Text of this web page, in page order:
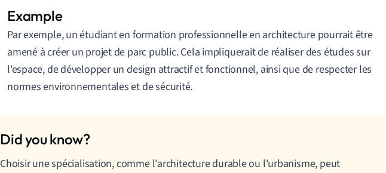
Par exemple, un étudiant en formation professionnelle en architecture pourrait être
amené à créer un projet de parc public. Cela impliquerait de réaliser des études sur
l'espace, de développer un design attractif et fonctionnel, ainsi que de respecter les
normes environnementales et de sécurité.
Choisir une spécialisation, comme l'architecture durable ou l'urbanisme, peut